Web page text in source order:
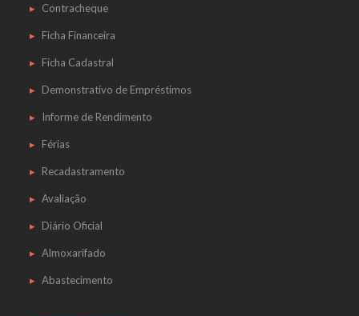
Contracheque
Ficha Financeira
Ficha Cadastral
Demonstrativo de Empréstimos
Informe de Rendimento
Férias
Recadastramento
Avaliação
Diário Oficial
Almoxarifado
Abastecimento